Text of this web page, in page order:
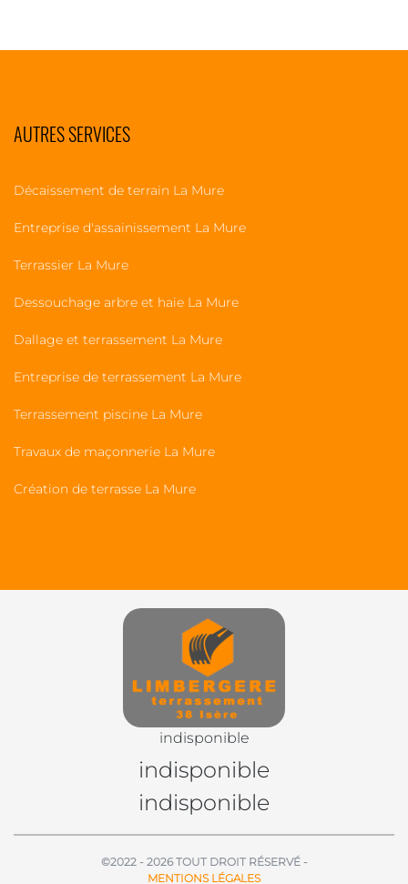
AUTRES SERVICES
Décaissement de terrain La Mure
Entreprise d'assainissement La Mure
Terrassier La Mure
Dessouchage arbre et haie La Mure
Dallage et terrassement La Mure
Entreprise de terrassement La Mure
Terrassement piscine La Mure
Travaux de maçonnerie La Mure
Création de terrasse La Mure
indisponible
indisponible
indisponible
©2022 - 2026 TOUT DROIT RÉSERVÉ -
MENTIONS LÉGALES